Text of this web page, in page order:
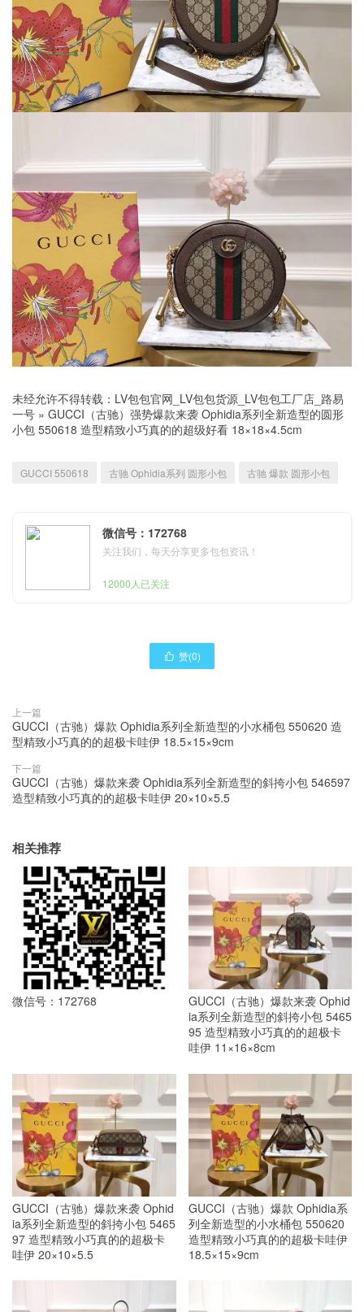
未经允许不得转载： LV包包官网_LV包包货源_LV包包工厂店_路易
一号 » GUCCI（古驰）强势爆款来袭 Ophidia系列全新造型的圆形
小包 550618 造型精致小巧真的的超级好看 18×18×4.5cm
GUCCI 550618 古驰 Ophidia系列 圆形小包 古驰 爆款 圆形小包
微信号：172768
关注我们，每天分享更多包包资讯！
12000人已关注
 赞(0)
上一篇
GUCCI（古驰）爆款 Ophidia系列全新造型的小水桶包 550620 造
型精致小巧真的的超极卡哇伊 18.5×15×9cm
下一篇
GUCCI（古驰）爆款来袭 Ophidia系列全新造型的斜挎小包 546597
造型精致小巧真的的超极卡哇伊 20×10×5.5
相关推荐
微信号：172768
GUCCI（古驰）爆款来袭 Ophid
ia系列全新造型的斜挎小包 5465
95 造型精致小巧真的的超极卡
哇伊 11×16×8cm
GUCCI（古驰）爆款来袭 Ophid
ia系列全新造型的斜挎小包 5465
97 造型精致小巧真的的超极卡
哇伊 20×10×5.5
GUCCI（古驰）爆款 Ophidia系
列全新造型的小水桶包 550620
造型精致小巧真的的超极卡哇伊
18.5×15×9cm